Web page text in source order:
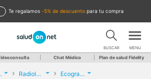
te regalamos -5% de descuento para tu compra
BUSCAR MENU
Chat Médico Plan de salud Fidelity
Radiología Ecografía Urológica (Reno-Vesico-Prostática)